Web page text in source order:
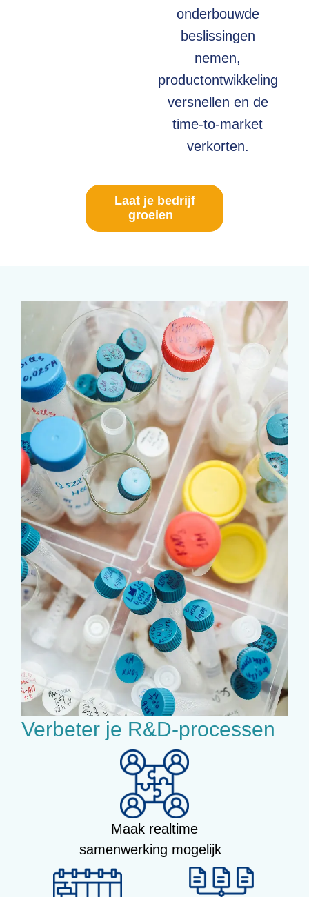
onderbouwde
beslissingen
nemen,
productontwikkeling
versnellen en de
time-to-market
verkorten.
Laat je bedrijf
groeien
Verbeter je R&D-processen
Maak realtime
samenwerking mogelijk